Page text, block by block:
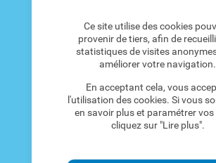
Ce site utilise des cookies
provenir de tiers, afin de
statistiques de visites
améliorer votre navigation.
En acceptant cela, vous
l'utilisation des cookies. Si vous
en savoir plus et paramétrer vos
cliquez sur "Lire plus".
Cartons de déménagement
Maison -